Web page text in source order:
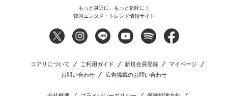
もっと身近に、もっと気軽に！
韓国エンタメ・トレンド情報サイト
コアリについて ご利用ガイド 新規会員登録
マイページ
お問い合わせ
広告掲載のお問い合わせ